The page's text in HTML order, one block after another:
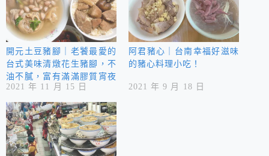
開元土豆豬腳｜老饕最愛的
台式美味清燉花生豬腳，不
油不膩，富有滿滿膠質宵夜
美食！
2021 年 11 月 15 日
阿君豬心｜台南幸福好滋味
的豬心料理小吃！
2021 年 9 月 18 日